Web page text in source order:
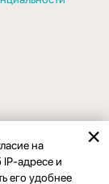
на
адресе и
его удобнее